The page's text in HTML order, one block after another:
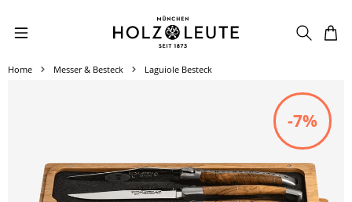
Zum Hauptinhalt springen
Home Messer & Besteck Laguiole Besteck
-7%